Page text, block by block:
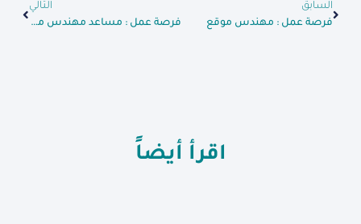
السابق
فرصة عمل : مهندس موقع
التالي
فرصة عمل : مساعد مهندس موقع
اقرأ أيضاً